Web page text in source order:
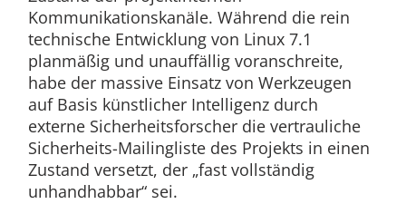
Kommunikationskanäle. Während die rein
technische Entwicklung von Linux 7.1
planmäßig und unauffällig voranschreite,
habe der massive Einsatz von Werkzeugen
auf Basis künstlicher Intelligenz durch
externe Sicherheitsforscher die vertrauliche
Sicherheits-Mailingliste des Projekts in einen
Zustand versetzt, der „fast vollständig
unhandhabbar“ sei.